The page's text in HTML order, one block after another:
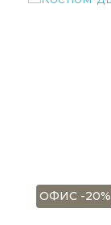
ОФИС -20%